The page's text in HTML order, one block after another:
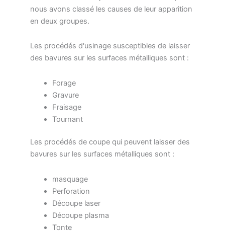
nous avons classé les causes de leur apparition
en deux groupes.
Les procédés d'usinage susceptibles de laisser
des bavures sur les surfaces métalliques sont :
Forage
Gravure
Fraisage
Tournant
Les procédés de coupe qui peuvent laisser des
bavures sur les surfaces métalliques sont :
masquage
Perforation
Découpe laser
Découpe plasma
Tonte